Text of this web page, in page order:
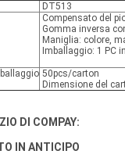
DT513
Compensato del
Gomma inversa
Maniglia: colore,
Imballaggio: 1 PC
50pcs/carton
Dimensione del
DI COMPAY:
IN ANTICIPO